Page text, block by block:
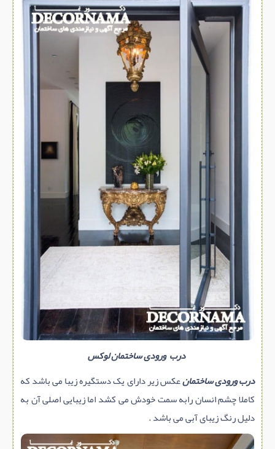
درب ورودی ساختمان لوکس
درب ورودی ساختمانعکس زیر دارای یک دستگیره زیبا می باشد که
کاملا چشم انسان رابه سمت خودش می کشد اما زیبایی اصلی آن به
دلیل رنگ زیبای آبی می باشد .